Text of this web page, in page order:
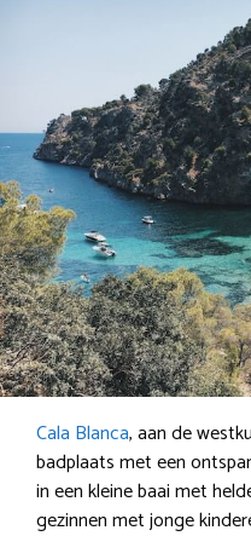
Cala Blanca, aan de
badplaats met een
in een kleine baai met
gezinnen met jonge